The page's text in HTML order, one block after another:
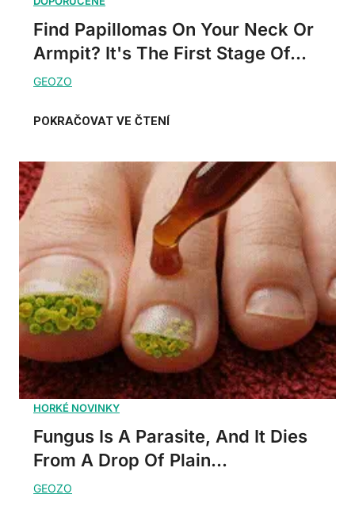
Find Papillomas On Your Neck Or
Armpit? It's The First Stage Of...
Fungus Is A Parasite, And It Dies
From A Drop Of Plain...